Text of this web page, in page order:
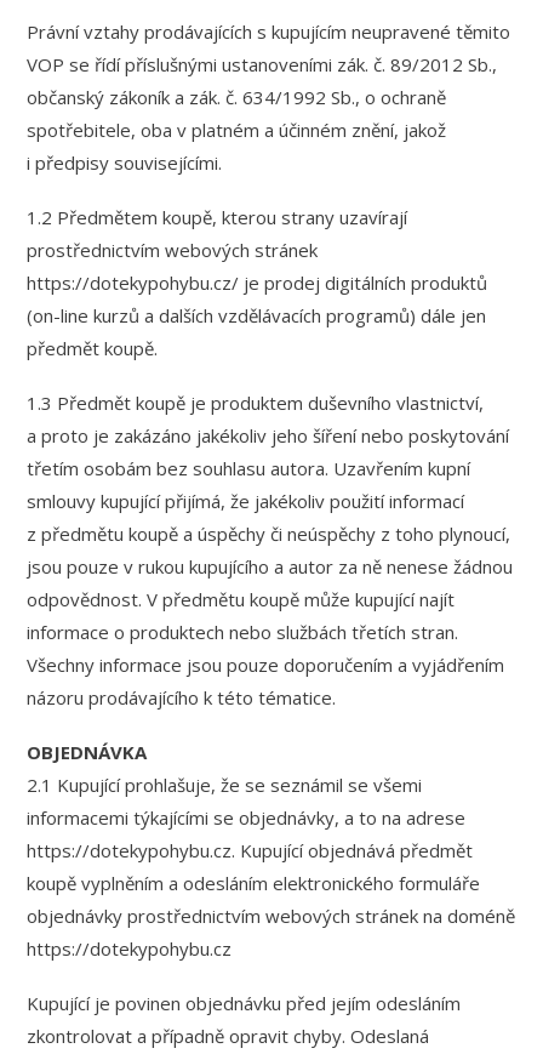
Právní vztahy prodávajících s kupujícím neupravené těmito
VOP se řídí příslušnými ustanoveními zák. č. 89/2012 Sb.,
občanský zákoník a zák. č. 634/1992 Sb., o ochraně
spotřebitele, oba v platném a účinném znění, jakož
i předpisy souvisejícími.
1.2 Předmětem koupě, kterou strany uzavírají
prostřednictvím webových stránek
https://dotekypohybu.cz/ je prodej digitálních produktů
(on-line kurzů a dalších vzdělávacích programů) dále jen
předmět koupě.
1.3 Předmět koupě je produktem duševního vlastnictví,
a proto je zakázáno jakékoliv jeho šíření nebo poskytování
třetím osobám bez souhlasu autora. Uzavřením kupní
smlouvy kupující přijímá, že jakékoliv použití informací
z předmětu koupě a úspěchy či neúspěchy z toho plynoucí,
jsou pouze v rukou kupujícího a autor za ně nenese žádnou
odpovědnost. V předmětu koupě může kupující najít
informace o produktech nebo službách třetích stran.
Všechny informace jsou pouze doporučením a vyjádřením
názoru prodávajícího k této tématice.
OBJEDNÁVKA
2.1 Kupující prohlašuje, že se seznámil se všemi
informacemi týkajícími se objednávky, a to na adrese
https://dotekypohybu.cz. Kupující objednává předmět
koupě vyplněním a odesláním elektronického formuláře
objednávky prostřednictvím webových stránek na doméně
https://dotekypohybu.cz
Kupující je povinen objednávku před jejím odesláním
zkontrolovat a případně opravit chyby. Odeslaná